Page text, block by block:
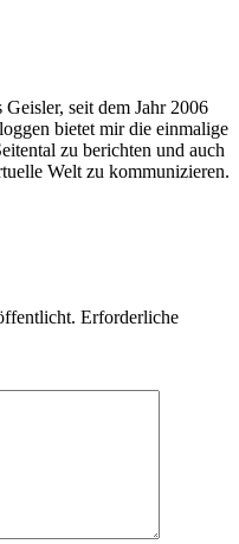
seit dem Jahr 2006
bietet mir die einmalige
zu berichten und auch
Welt zu kommunizieren.
Erforderliche